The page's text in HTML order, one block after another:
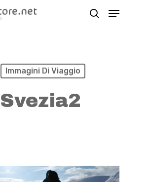
Menu
Immagini Di Viaggio
Svezia2